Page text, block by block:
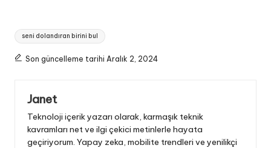
Etiketler:
seni dolandıran birini bul
Son güncelleme tarihi Aralık 2, 2024
Janet
Teknoloji içerik yazarı olarak, karmaşık teknik
kavramları net ve ilgi çekici metinlerle hayata
geçiriyorum. Yapay zeka, mobilite trendleri ve yenilikçi